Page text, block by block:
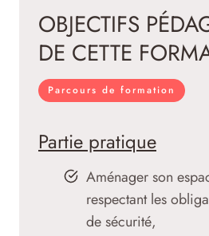
OBJECTIFS
DE CETTE
Parcours de formation
Partie pratique
Aménager son
respectant les
de sécurité,